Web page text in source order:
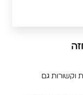
וקשורות גם